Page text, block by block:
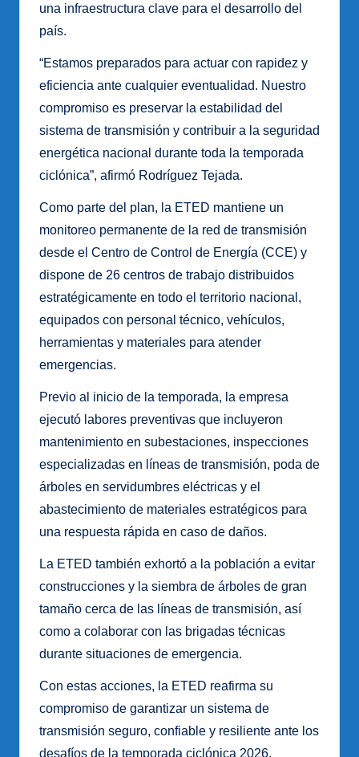
una infraestructura clave para el desarrollo del
país.
“Estamos preparados para actuar con rapidez y
eficiencia ante cualquier eventualidad. Nuestro
compromiso es preservar la estabilidad del
sistema de transmisión y contribuir a la seguridad
energética nacional durante toda la temporada
ciclónica”, afirmó Rodríguez Tejada.
Como parte del plan, la ETED mantiene un
monitoreo permanente de la red de transmisión
desde el Centro de Control de Energía (CCE) y
dispone de 26 centros de trabajo distribuidos
estratégicamente en todo el territorio nacional,
equipados con personal técnico, vehículos,
herramientas y materiales para atender
emergencias.
Previo al inicio de la temporada, la empresa
ejecutó labores preventivas que incluyeron
mantenimiento en subestaciones, inspecciones
especializadas en líneas de transmisión, poda de
árboles en servidumbres eléctricas y el
abastecimiento de materiales estratégicos para
una respuesta rápida en caso de daños.
La ETED también exhortó a la población a evitar
construcciones y la siembra de árboles de gran
tamaño cerca de las líneas de transmisión, así
como a colaborar con las brigadas técnicas
durante situaciones de emergencia.
Con estas acciones, la ETED reafirma su
compromiso de garantizar un sistema de
transmisión seguro, confiable y resiliente ante los
desafíos de la temporada ciclónica 2026.